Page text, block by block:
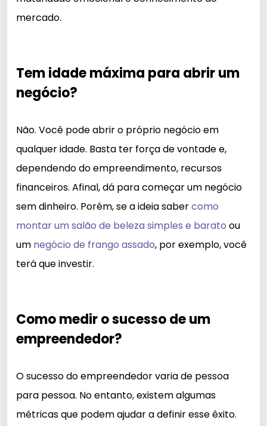
mercado.
Tem idade máxima para abrir um
negócio?
Não. Você pode abrir o próprio negócio em
qualquer idade. Basta ter força de vontade e,
dependendo do empreendimento, recursos
financeiros. Afinal, dá para começar um negócio
sem dinheiro. Porém, se a ideia sabercomo
montar um salão de beleza simples e barato ou
um negócio de frango assado, por exemplo, você
terá que investir.
Como medir o sucesso de um
empreendedor?
O sucesso do empreendedor varia de pessoa
para pessoa. No entanto, existem algumas
métricas que podem ajudar a definir esse êxito.